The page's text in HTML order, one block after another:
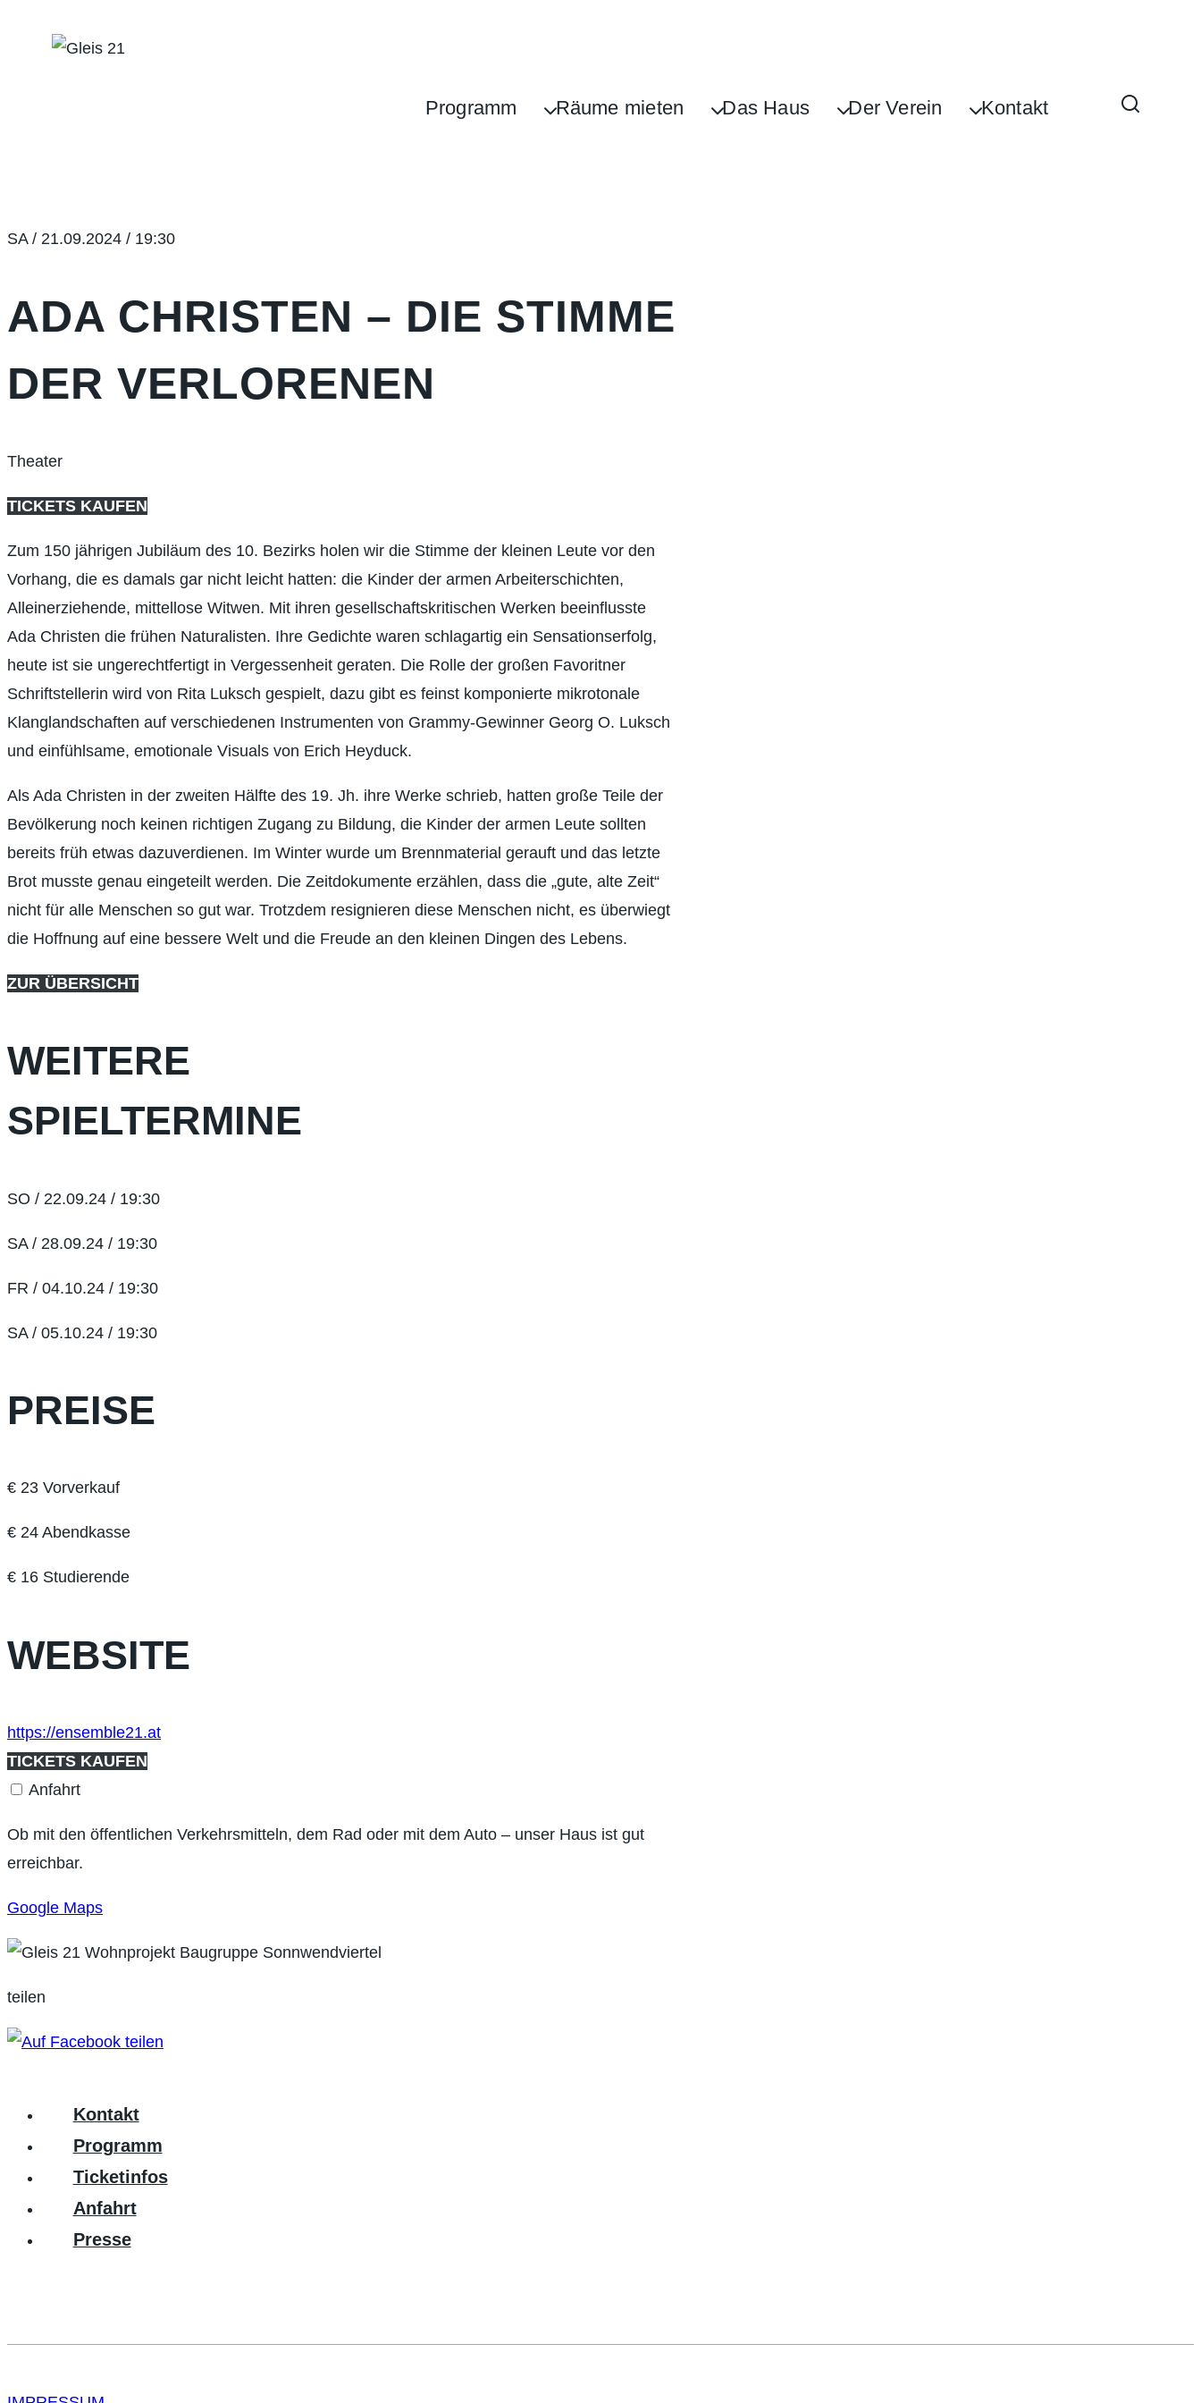
Programm Räume mieten Das Haus Der Verein Kontakt
SA / 21.09.2024 / 19:30
ADA CHRISTEN – DIE STIMME
DER VERLORENEN
Theater
TICKETS KAUFEN
Zum 150 jährigen Jubiläum des 10. Bezirks holen wir die Stimme der kleinen Leute vor den
Vorhang, die es damals gar nicht leicht hatten: die Kinder der armen Arbeiterschichten,
Alleinerziehende, mittellose Witwen. Mit ihren gesellschaftskritischen Werken beeinflusste
Ada Christen die frühen Naturalisten. Ihre Gedichte waren schlagartig ein Sensationserfolg,
heute ist sie ungerechtfertigt in Vergessenheit geraten. Die Rolle der großen Favoritner
Schriftstellerin wird von Rita Luksch gespielt, dazu gibt es feinst komponierte mikrotonale
Klanglandschaften auf verschiedenen Instrumenten von Grammy-Gewinner Georg O. Luksch
und einfühlsame, emotionale Visuals von Erich Heyduck.
Als Ada Christen in der zweiten Hälfte des 19. Jh. ihre Werke schrieb, hatten große Teile der
Bevölkerung noch keinen richtigen Zugang zu Bildung, die Kinder der armen Leute sollten
bereits früh etwas dazuverdienen. Im Winter wurde um Brennmaterial gerauft und das letzte
Brot musste genau eingeteilt werden. Die Zeitdokumente erzählen, dass die „gute, alte Zeit“
nicht für alle Menschen so gut war. Trotzdem resignieren diese Menschen nicht, es überwiegt
die Hoffnung auf eine bessere Welt und die Freude an den kleinen Dingen des Lebens.
ZUR ÜBERSICHT
WEITERE
SPIELTERMINE
SO / 22.09.24 / 19:30
SA / 28.09.24 / 19:30
FR / 04.10.24 / 19:30
SA / 05.10.24 / 19:30
PREISE
€ 23 Vorverkauf
€ 24 Abendkasse
€ 16 Studierende
WEBSITE
https://ensemble21.at
TICKETS KAUFEN
Anfahrt
Ob mit den öffentlichen Verkehrsmitteln, dem Rad oder mit dem Auto – unser Haus ist gut
erreichbar.
Google Maps
teilen
Kontakt
Programm
Ticketinfos
Anfahrt
Presse